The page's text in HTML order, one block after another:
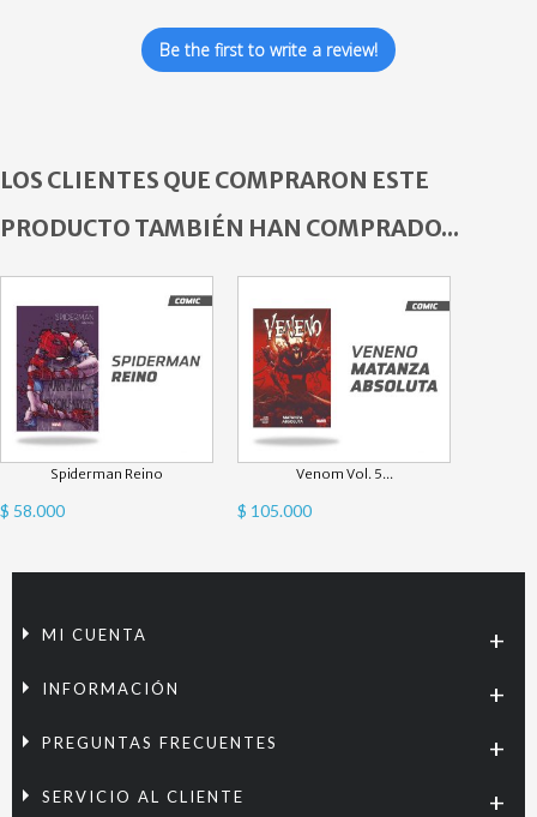
Be the first to write a review!
LOS CLIENTES QUE COMPRARON ESTE
PRODUCTO TAMBIÉN HAN COMPRADO...
Spiderman Reino
$ 58.000
Venom Vol. 5...
$ 105.000
MI CUENTA
INFORMACIÓN
PREGUNTAS FRECUENTES
SERVICIO AL CLIENTE